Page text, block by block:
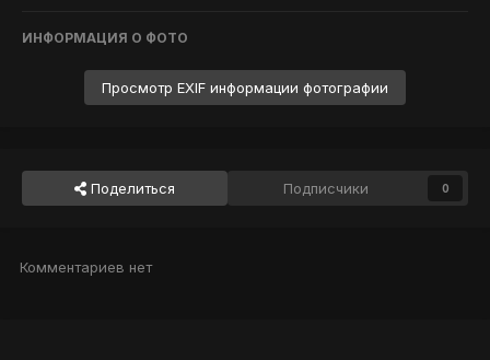
ИНФОРМАЦИЯ О ФОТО
Просмотр EXIF информации фотографии
Поделиться Подписчики 0
Комментариев нет